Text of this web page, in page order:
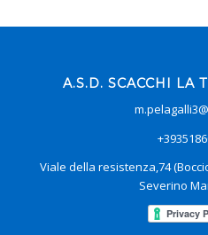
A.S.D. SCACCHI LA
Viale della resistenza,74
Severino